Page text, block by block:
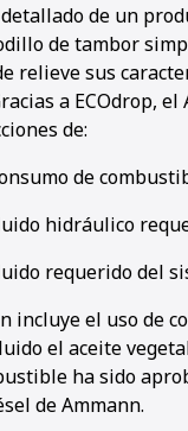
de un
de tambor
relieve sus
a ECOdrop, el
de:
de
hidráulico
requerido del
incluye el uso de
el aceite
ha sido
de Ammann.